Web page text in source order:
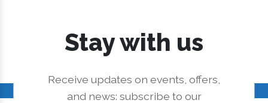
Stay with us
Receive updates on events, offers,
and news: subscribe to our